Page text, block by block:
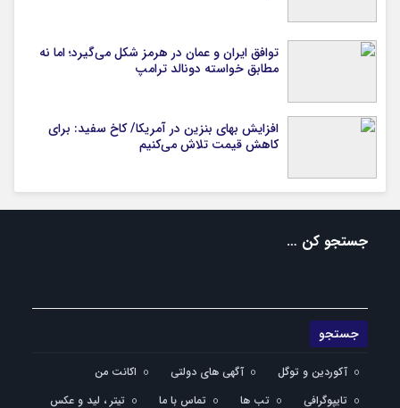
توافق ایران و عمان در هرمز شکل می‌گیرد؛ اما نه
مطابق خواسته دونالد ترامپ
افزایش بهای بنزین در آمریکا/ کاخ سفید: برای
کاهش قیمت تلاش می‌کنیم
جستجو کن …
آکوردین و توگل آگهی های دولتی
اکانت من
تایپوگرافی
تب ها تماس با ما تیتر ، لید و عکس